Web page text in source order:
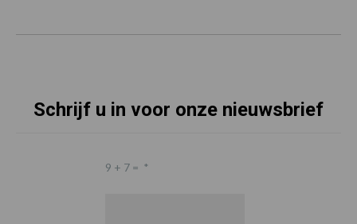
Schrijf u in voor onze nieuwsbrief
9 + 7 = *